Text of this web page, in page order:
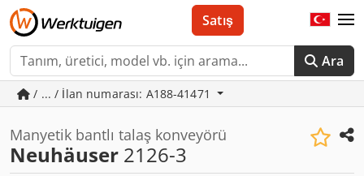
Ara
Satış
/ ... / İlan numarası: A188-41471
Manyetik bantlı talaş konveyörü
Neuhäuser 2126-3